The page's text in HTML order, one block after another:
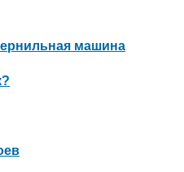
машина